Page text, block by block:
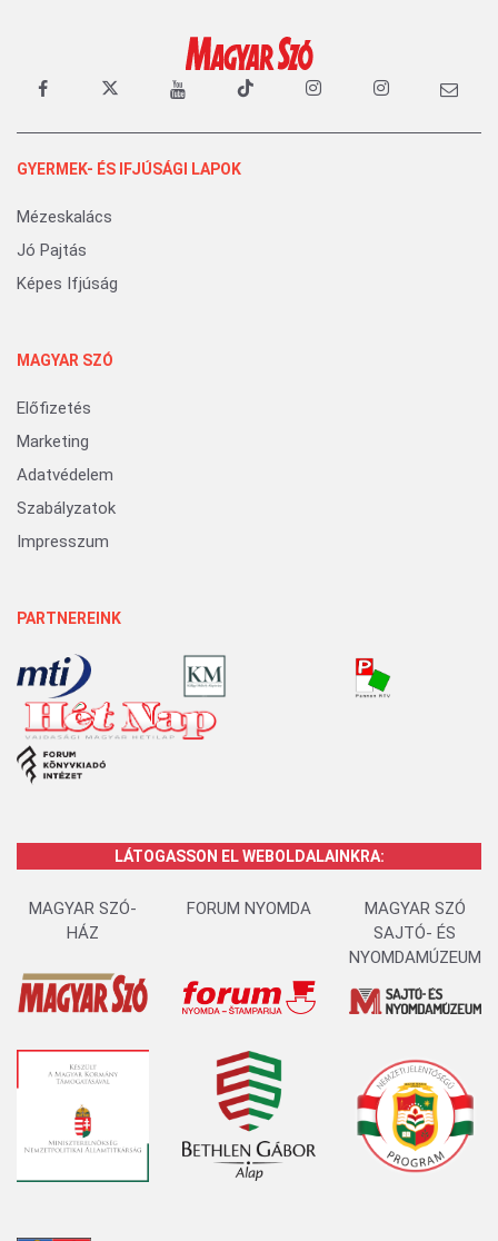
GYERMEK- ÉS IFJÚSÁGI LAPOK
Mézeskalács
Jó Pajtás
Képes Ifjúság
MAGYAR SZÓ
Előfizetés
Marketing
Adatvédelem
Szabályzatok
Impresszum
PARTNEREINK
LÁTOGASSON EL WEBOLDALAINKRA:
MAGYAR SZÓ-
HÁZ
FORUM NYOMDA
MAGYAR SZÓ
SAJTÓ- ÉS
NYOMDAMÚZEUM